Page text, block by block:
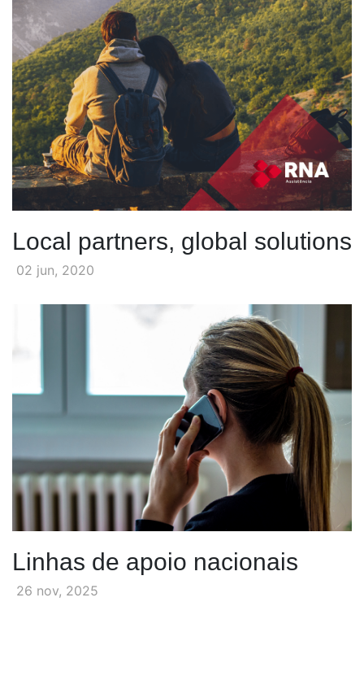
Local partners, global solutions
02 jun, 2020
Linhas de apoio nacionais
26 nov, 2025